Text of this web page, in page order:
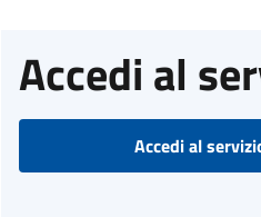
Accedi al
Accedi al